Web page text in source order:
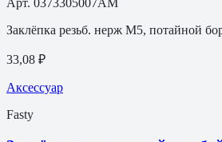
Заклёпка резьб. нерж M5, потайной
33,08 ₽
Аксессуар
Fasty